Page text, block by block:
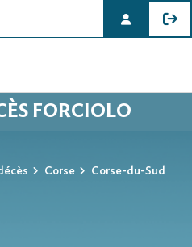
FORCIOLO
Corse
Corse-du-Sud